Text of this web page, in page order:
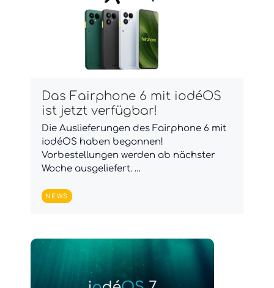
Das Fairphone 6 mit iodéOS
ist jetzt verfügbar!
Die Auslieferungen des Fairphone 6 mit
iodéOS haben begonnen!
Vorbestellungen werden ab nächster
Woche ausgeliefert. …
NEWS